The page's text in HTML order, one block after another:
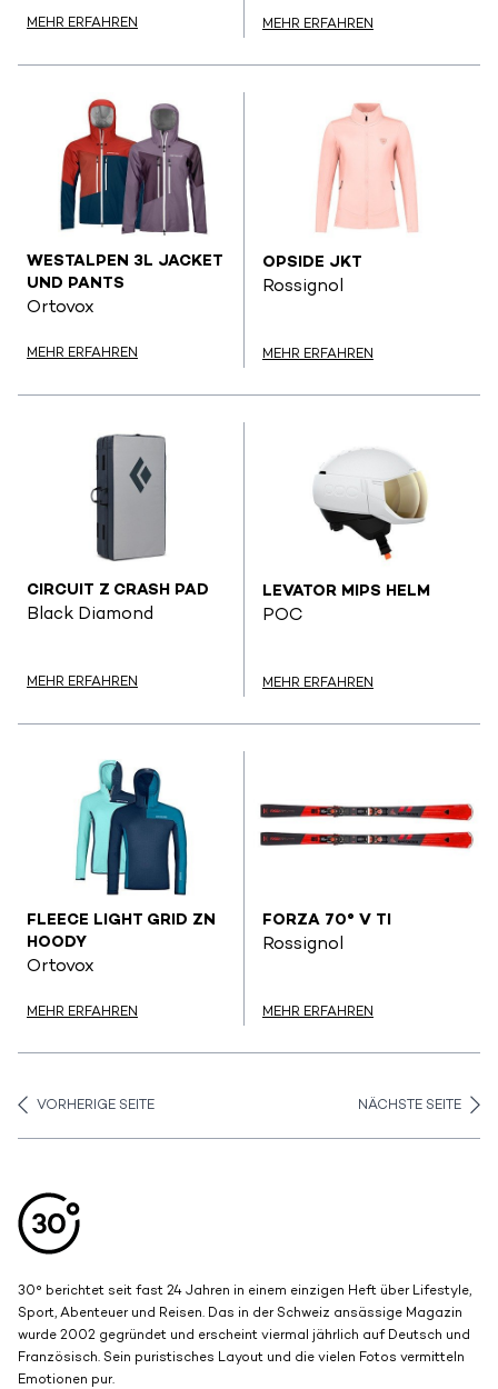
MEHR ERFAHREN MEHR ERFAHREN
WESTALPEN 3L JACKET
UND PANTS
Ortovox
MEHR ERFAHREN
OPSIDE JKT
Rossignol
MEHR ERFAHREN
CIRCUIT Z CRASH PAD
Black Diamond
MEHR ERFAHREN
LEVATOR MIPS HELM
POC
MEHR ERFAHREN
FLEECE LIGHT GRID ZN
HOODY
Ortovox
MEHR ERFAHREN
FORZA 70° V TI
Rossignol
MEHR ERFAHREN
VORHERIGE SEITE NÄCHSTE SEITE
30° berichtet seit fast 24 Jahren in einem einzigen Heft über Lifestyle,
Sport, Abenteuer und Reisen. Das in der Schweiz ansässige Magazin
wurde 2002 gegründet und erscheint viermal jährlich auf Deutsch und
Französisch. Sein puristisches Layout und die vielen Fotos vermitteln
Emotionen pur.